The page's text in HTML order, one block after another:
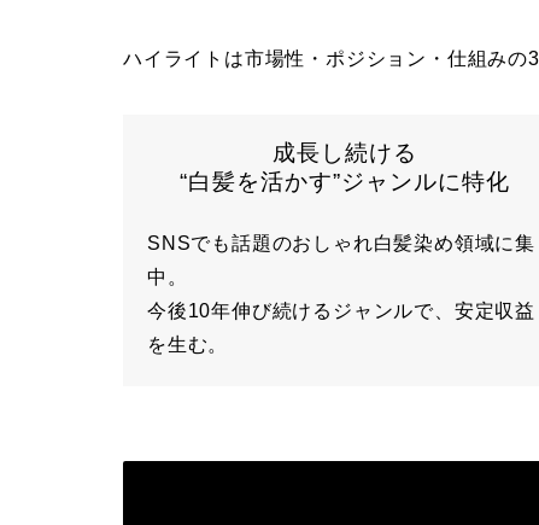
ハイライトは市場性・ポジション・仕組みの
成長し続ける
“白髪を活かす”ジャンルに特化
SNSでも話題のおしゃれ白髪染め領域に集
中。
今後10年伸び続けるジャンルで、安定収益
を生む。